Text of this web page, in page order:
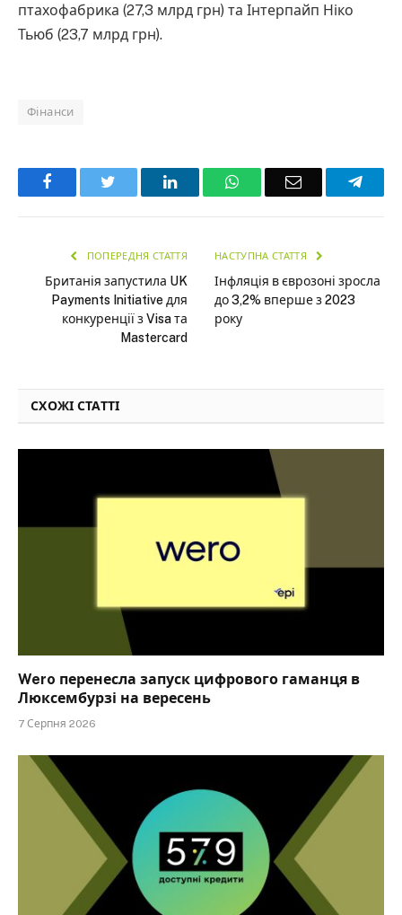
птахофабрика (27,3 млрд грн) та Інтерпайп Ніко
Тьюб (23,7 млрд грн).
Фінанси
Facebook LinkedInWhatsAppEmail
ПОПЕРЕДНЯ СТАТТЯ
Британія запустила UK
Payments Initiative для
конкуренції з Visa та
Mastercard
НАСТУПНА СТАТТЯ
Інфляція в єврозоні зросла
до 3,2% вперше з 2023
року
СХОЖІ СТАТТІ
Wero перенесла запуск цифрового гаманця в
Люксембурзі на вересень
7 Серпня 2026